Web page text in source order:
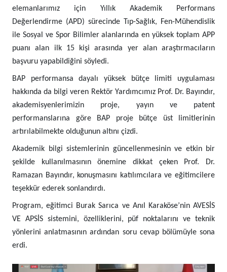
elemanlarımız için Yıllık Akademik Performans
Değerlendirme (APD) sürecinde Tıp-Sağlık, Fen-Mühendislik
ile Sosyal ve Spor Bilimler alanlarında en yüksek toplam APP
puanı alan ilk 15 kişi arasında yer alan araştırmacıların
başvuru yapabildiğini söyledi.
BAP performansa dayalı yüksek bütçe limiti uygulaması
hakkında da bilgi veren Rektör Yardımcımız Prof. Dr. Bayındır,
akademisyenlerimizin proje, yayın ve patent
performanslarına göre BAP proje bütçe üst limitlerinin
artırılabilmekte olduğunun altını çizdi.
Akademik bilgi sistemlerinin güncellenmesinin ve etkin bir
şekilde kullanılmasının önemine dikkat çeken Prof. Dr.
Ramazan Bayındır, konuşmasını katılımcılara ve eğitimcilere
teşekkür ederek sonlandırdı.
Program, eğitimci Burak Sarıca ve Anıl Karaköse’nin AVESİS
VE APSİS sistemini, özelliklerini, püf noktalarını ve teknik
yönlerini anlatmasının ardından soru cevap bölümüyle sona
erdi.